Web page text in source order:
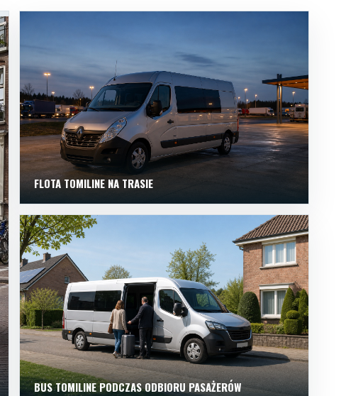
FLOTA TOMILINE NA TRASIE
BUS TOMILINE PODCZAS ODBIORU PASAŻERÓW